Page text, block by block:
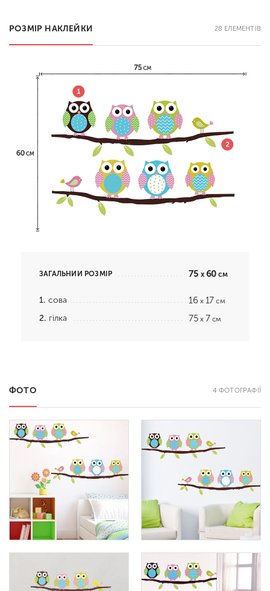
РОЗМІР НАКЛЕЙКИ 28 ЕЛЕМЕНТІВ
ЗАГАЛЬНИЙ РОЗМІР 75 x60 см
1. сова 16 x17 см
2. гілка 75 x7 см
ФОТО 4 ФОТОГРАФІЇ